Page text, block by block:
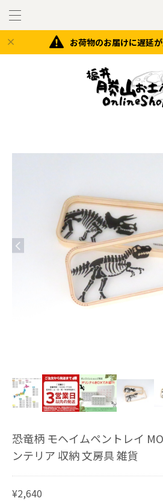
お荷物のお届けに遅延
恐竜柄 モヘイムペントレイ
ンテリア 収納 文房具 雑貨
¥2,640